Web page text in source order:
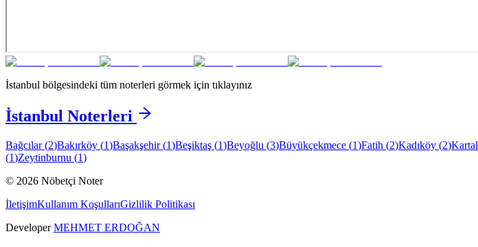
İstanbul bölgesindeki tüm noterleri görmek için tıklayınız
İstanbul Noterleri
Bağcılar(2)Bakırköy (1)Başakşehir(1)Beşiktaş (1)Beyoğlu (3)Büyükçekmece (1)Fatih (2)Kadıköy (2)Kartal
(1)Zeytinburnu (1)
© 2026 Nöbetçi Noter
İletişimKullanım KoşullarıGizlilik Politikası
DeveloperMEHMET ERDOĞAN